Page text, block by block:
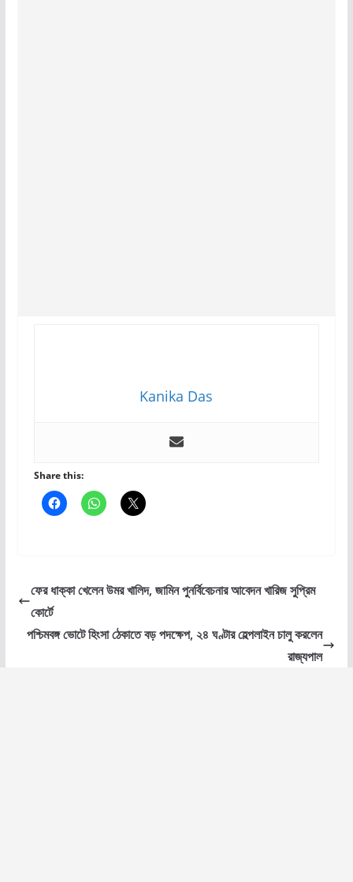
Kanika Das
Share this:
ফের ধাক্কা খেলেন উমর খালিদ, জামিন পুনর্বিবেচনার আবেদন খারিজ সুপ্রিম
কোর্টে
পশ্চিমবঙ্গ ভোটে হিংসা ঠেকাতে বড় পদক্ষেপ, ২৪ ঘণ্টার হেল্পলাইন চালু করলেন
রাজ্যপাল